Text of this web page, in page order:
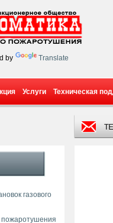
by Translate
Услуги Техническая
газового
пожаротушения